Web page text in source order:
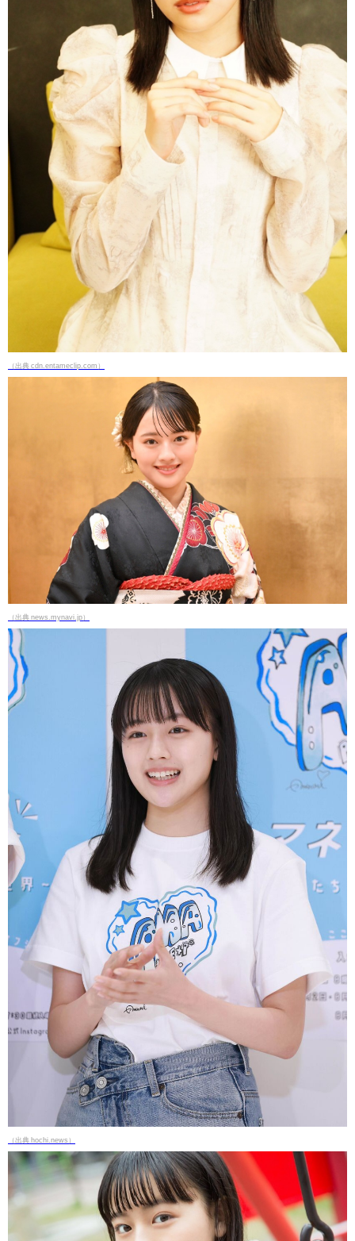
（出典 cdn.entameclip.com）
（出典 news.mynavi.jp）
（出典 hochi.news）